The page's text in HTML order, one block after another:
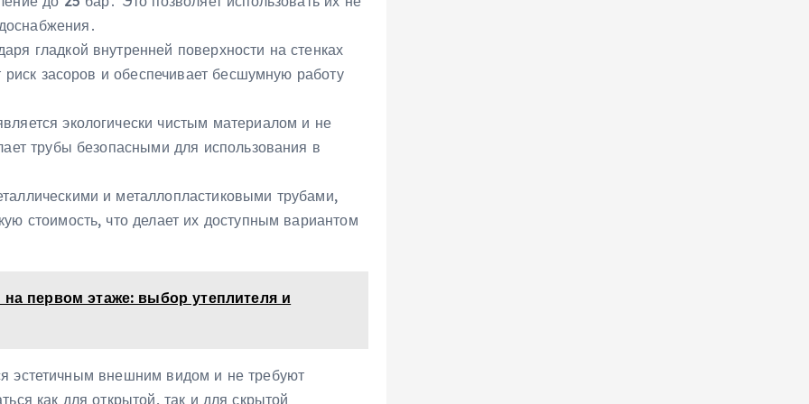
гладкой внутренней поверхности на стенках
засоров и обеспечивает бесшумную работу
экологически чистым материалом и не
трубы безопасными для использования в
и металлопластиковыми трубами,
стоимость, что делает их доступным вариантом
первом этаже: выбор утеплителя и
эстетичным внешним видом и не требуют
как для открытой, так и для скрытой